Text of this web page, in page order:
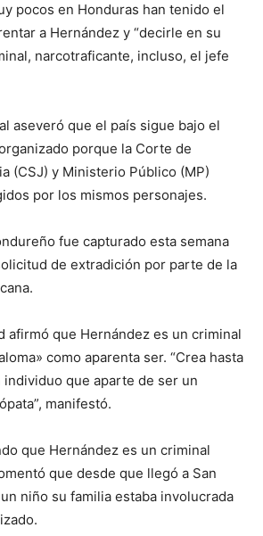
pocos en Honduras han tenido el
a Hernández y “decirle en su
narcotraficante, incluso, el jefe
aseveró que el país sigue bajo el
porque la Corte de
(CSJ) y Ministerio Público (MP)
por los mismos personajes.
fue capturado esta semana
de extradición por parte de la
afirmó que Hernández es un criminal
como aparenta ser. “Crea hasta
individuo que aparte de ser un
manifestó.
que Hernández es un criminal
que desde que llegó a San
niño su familia estaba involucrada